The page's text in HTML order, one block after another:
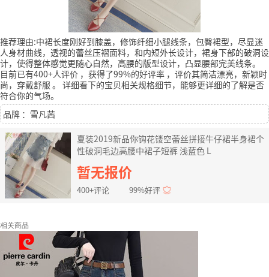
推荐理由:中裙长度刚好到膝盖，修饰纤细小腿线条，包臀裙型，尽显迷
人身材曲线，透视的蕾丝压褶面料，和内短外长设计，裙身下部的破洞设
计，使得整体感觉更随心自然，高腰的版型设计，凸显腰部完美线条。
目前已有400+人评价 ，获得了99%的好评率 ，评价其简洁漂亮，新颖时
尚，穿戴舒服 。 详细看下的宝贝相关规格细节，能够更详细的了解是否
符合你的气场。
品牌 ：雪凡茜
夏装2019新品你钩花镂空蕾丝拼接牛仔裙半身裙个
性破洞毛边高腰中裙子短裤 浅蓝色 L
暂无报价
400+评论 99%好评
相关商品